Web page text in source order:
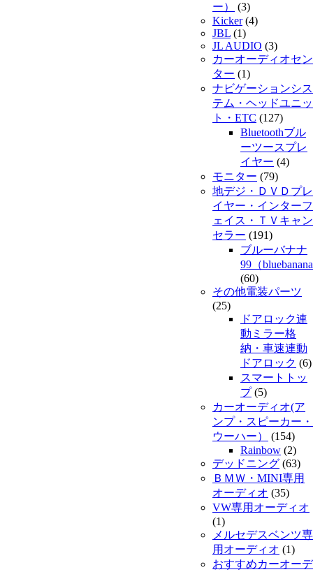
ー）
(3)
Kicker(4)
JBL (1)
JL AUDIO (3)
カーオーディオセン
ター (1)
ナビゲーションシス
テム・ヘッドユニッ
ト・ETC (127)
Bluetoothブル
ーツースプレ
イヤー (4)
モニター (79)
地デジ・ＤＶＤプレ
イヤー・インターフ
ェイス・ＴＶキャン
セラー (191)
ブルーバナナ
99（
(60)
その他電装パーツ
(25)
ドアロック連
動ミラー格
納・車速連動
ドアロック (6)
スマートトッ
プ(5)
カーオーディオ(ア
ンプ・スピーカー・
ウーハー）
(154)
Rainbow (2)
デッドニング (63)
ＢＭＷ・MINI専用
オーディオ (35)
VW専用オーディオ
(1)
メルセデスベンツ専
用オーディオ (1)
おすすめカーオーデ